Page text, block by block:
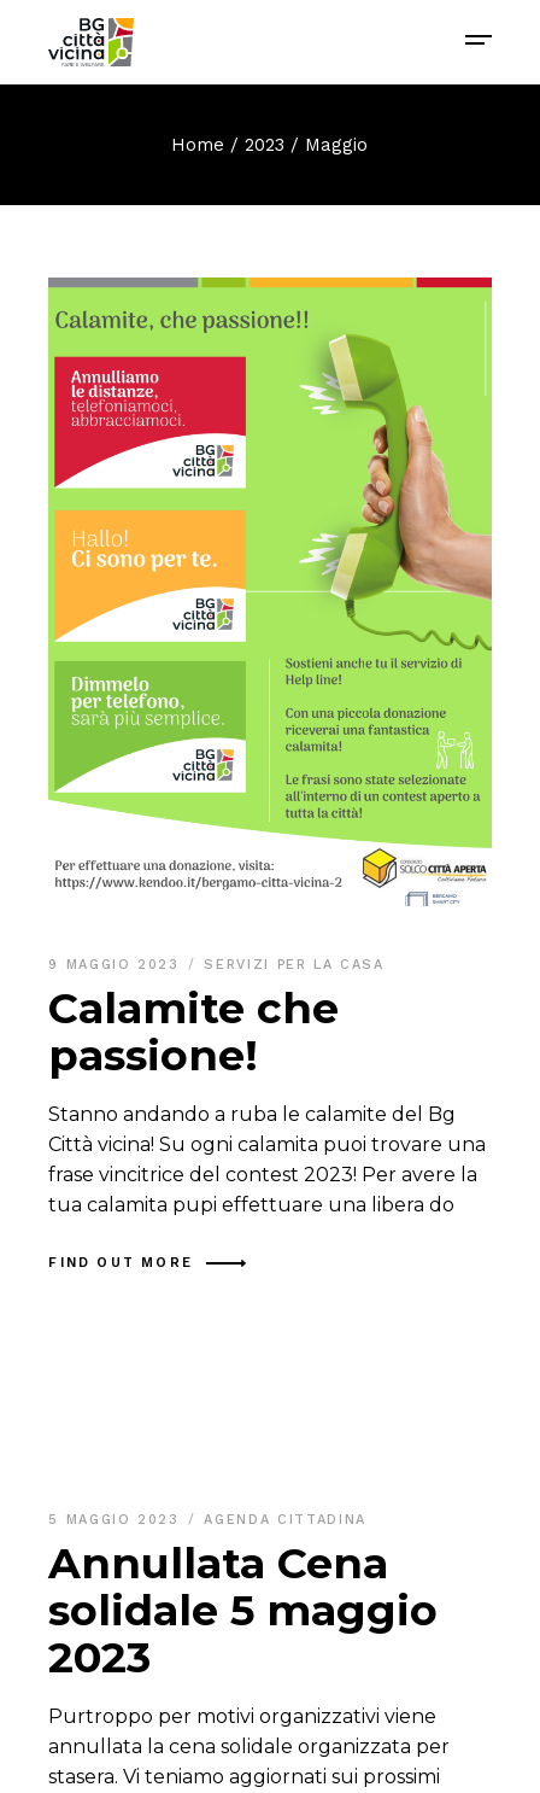
Home 2023 Maggio
9 MAGGIO 2023 SERVIZI PER LA CASA
Calamite che
passione!
Stanno andando a ruba le calamite del Bg
Città vicina! Su ogni calamita puoi trovare una
frase vincitrice del contest 2023! Per avere la
tua calamita pupi effettuare una libera do
FIND OUT MORE
5 MAGGIO 2023 AGENDA CITTADINA
Annullata Cena
solidale 5 maggio
2023
Purtroppo per motivi organizzativi viene
annullata la cena solidale organizzata per
stasera. Vi teniamo aggiornati sui prossimi